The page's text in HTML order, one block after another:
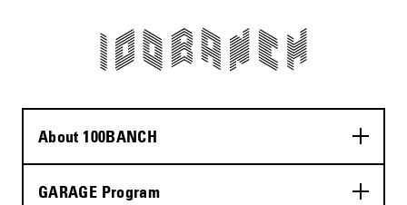
About 100BANCH
GARAGE Program